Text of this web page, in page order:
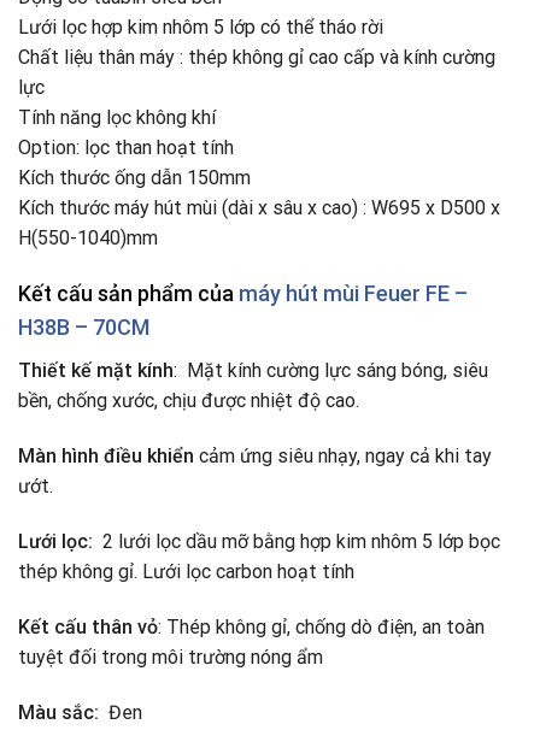
Lưới lọc hợp kim nhôm 5 lớp có thể tháo rời
Chất liệu thân máy : thép không gỉ cao cấp và kính cường
lực
Tính năng lọc không khí
Option: lọc than hoạt tính
Kích thước ống dẫn 150mm
Kích thước máy hút mùi (dài x sâu x cao) : W695 x D500 x
H(550-1040)mm
Kết cấu sản phẩm của máy hút mùi Feuer FE –
H38B – 70CM
Thiết kế mặt kính: Mặt kính cường lực sáng bóng, siêu
bền, chống xước, chịu được nhiệt độ cao.
Màn hình điều khiển cảm ứng siêu nhạy, ngay cả khi tay
ướt.
Lưới lọc: 2 lưới lọc dầu mỡ bằng hợp kim nhôm 5 lớp bọc
thép không gỉ. Lưới lọc carbon hoạt tính
Kết cấu thân vỏ: Thép không gỉ, chống dò điện, an toàn
tuyệt đối trong môi trường nóng ẩm
Màu sắc: Đen